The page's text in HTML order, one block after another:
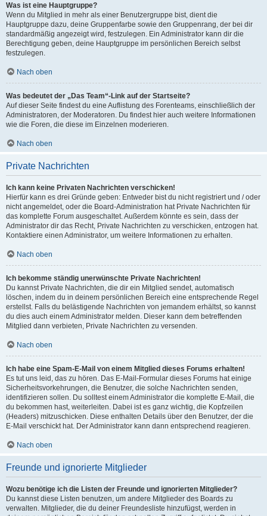
Was ist eine Hauptgruppe?
Wenn du Mitglied in mehr als einer Benutzergruppe bist, dient die
Hauptgruppe dazu, deine Gruppenfarbe sowie den Gruppenrang, der bei dir
standardmäßig angezeigt wird, festzulegen. Ein Administrator kann dir die
Berechtigung geben, deine Hauptgruppe im persönlichen Bereich selbst
festzulegen.
Nach oben
Was bedeutet der „Das Team“-Link auf der Startseite?
Auf dieser Seite findest du eine Auflistung des Forenteams, einschließlich der
Administratoren, der Moderatoren. Du findest hier auch weitere Informationen
wie die Foren, die diese im Einzelnen moderieren.
Nach oben
Private Nachrichten
Ich kann keine Privaten Nachrichten verschicken!
Hierfür kann es drei Gründe geben: Entweder bist du nicht registriert und / oder
nicht angemeldet, oder die Board-Administration hat Private Nachrichten für
das komplette Forum ausgeschaltet. Außerdem könnte es sein, dass der
Administrator dir das Recht, Private Nachrichten zu verschicken, entzogen hat.
Kontaktiere einen Administrator, um weitere Informationen zu erhalten.
Nach oben
Ich bekomme ständig unerwünschte Private Nachrichten!
Du kannst Private Nachrichten, die dir ein Mitglied sendet, automatisch
löschen, indem du in deinem persönlichen Bereich eine entsprechende Regel
erstellst. Falls du belästigende Nachrichten von jemandem erhältst, so kannst
du dies auch einem Administrator melden. Dieser kann dem betreffenden
Mitglied dann verbieten, Private Nachrichten zu versenden.
Nach oben
Ich habe eine Spam-E-Mail von einem Mitglied dieses Forums erhalten!
Es tut uns leid, das zu hören. Das E-Mail-Formular dieses Forums hat einige
Sicherheitsvorkehrungen, die Benutzer, die solche Nachrichten senden,
identifizieren sollen. Du solltest einem Administrator die komplette E-Mail, die
du bekommen hast, weiterleiten. Dabei ist es ganz wichtig, die Kopfzeilen
(Headers) mitzuschicken. Diese enthalten Details über den Benutzer, der die
E-Mail verschickt hat. Der Administrator kann dann entsprechend reagieren.
Nach oben
Freunde und ignorierte Mitglieder
Wozu benötige ich die Listen der Freunde und ignorierten Mitglieder?
Du kannst diese Listen benutzen, um andere Mitglieder des Boards zu
verwalten. Mitglieder, die du deiner Freundesliste hinzufügst, werden in